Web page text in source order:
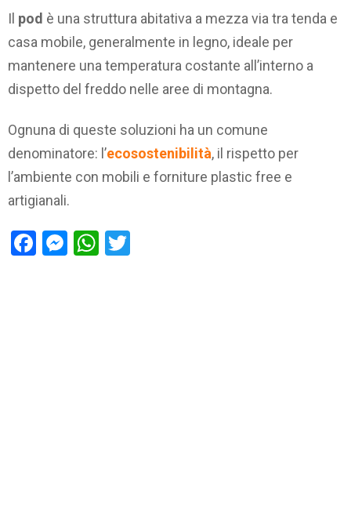
Il pod è una struttura abitativa a mezza via tra tenda e
casa mobile, generalmente in legno, ideale per
mantenere una temperatura costante all’interno a
dispetto del freddo nelle aree di montagna.
Ognuna di queste soluzioni ha un comune
denominatore: l’ecosostenibilità, il rispetto per
l’ambiente con mobili e forniture plastic free e
artigianali.
Facebook
Messenger
WhatsApp